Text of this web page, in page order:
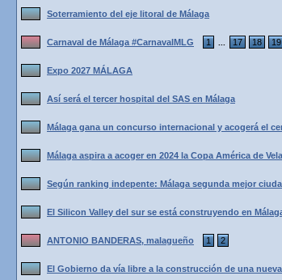
Soterramiento del eje litoral de Málaga
Carnaval de Málaga #CarnavalMLG 1 17 18 19
Expo 2027 MÁLAGA
Así será el tercer hospital del SAS en Málaga
Málaga gana un concurso internacional y acogerá el
Málaga aspira a acoger en 2024 la Copa América de Vela
Según ranking indepente: Málaga segunda mejor
El Silicon Valley del sur se está construyendo en
ANTONIO BANDERAS, malagueño 1 2
El Gobierno da vía libre a la construcción de una